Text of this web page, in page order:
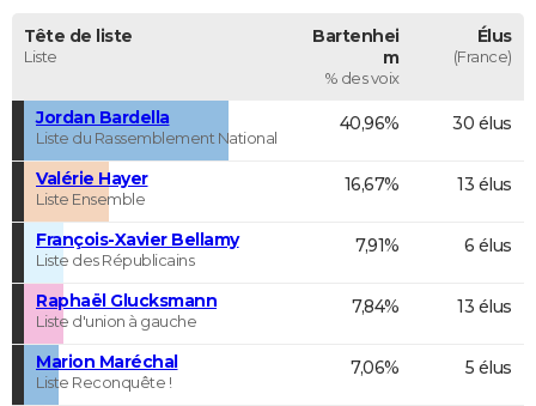
Tête de liste
Liste
Bartenhei
m
% des voix
Élus
(France)
Jordan Bardella
Liste du Rassemblement National
40,96% 30 élus
Valérie Hayer
Liste Ensemble
16,67% 13 élus
François-Xavier Bellamy
Liste des Républicains
7,91% 6 élus
Raphaël Glucksmann
Liste d'union à gauche
7,84% 13 élus
Marion Maréchal
Liste Reconquête !
7,06% 5 élus